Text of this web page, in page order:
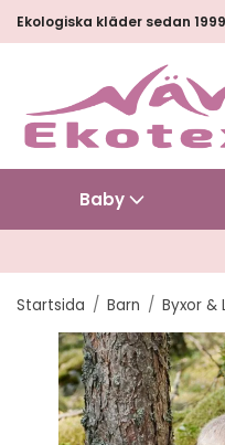
Ekologiska kläder sedan 1999
Baby
Startsida / Barn / Byxor &